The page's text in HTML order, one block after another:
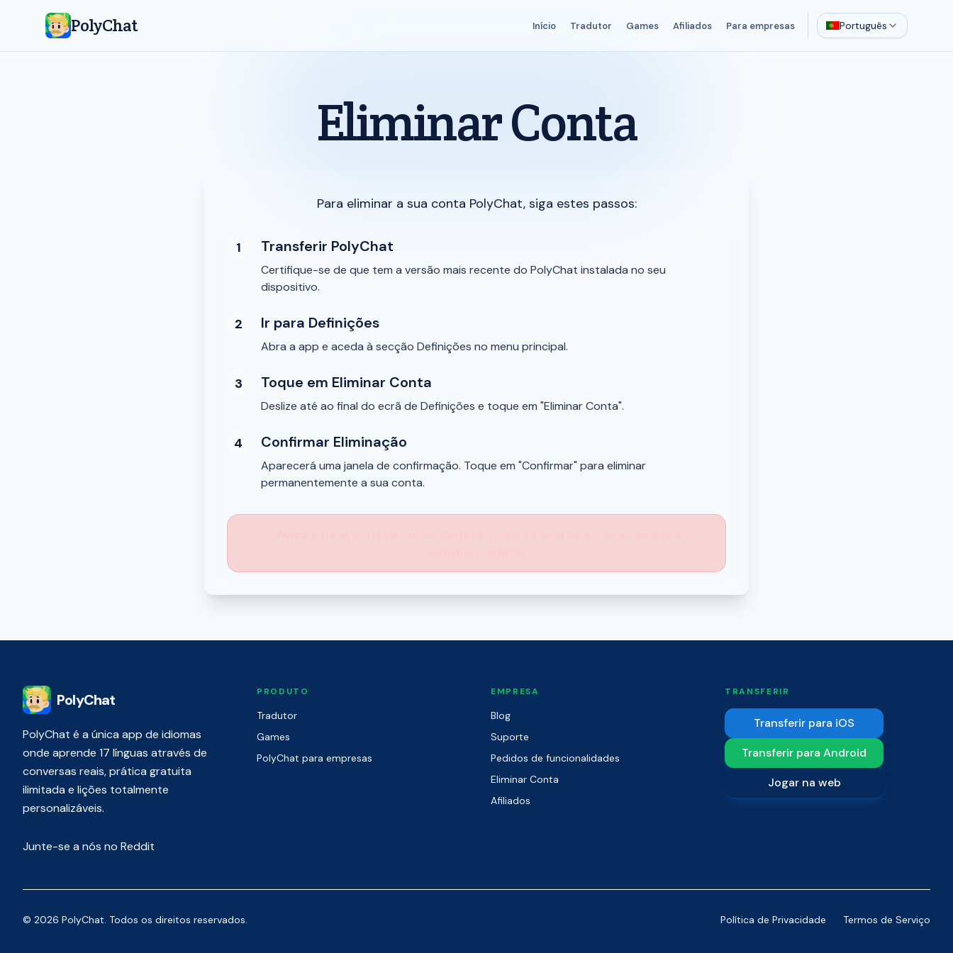
PolyChat Início Tradutor Games Afiliados Para empresas Português
Eliminar Conta
Para eliminar a sua conta PolyChat, siga estes passos:
1 Transferir PolyChat
Certifique-se de que tem a versão mais recente do PolyChat instalada no seu
dispositivo.
2 Ir para Definições
Abra a app e aceda à secção Definições no menu principal.
3 Toque em Eliminar Conta
Deslize até ao final do ecrã de Definições e toque em "Eliminar Conta".
4 Confirmar Eliminação
Aparecerá uma janela de confirmação. Toque em "Confirmar" para eliminar
permanentemente a sua conta.
PolyChat
PolyChat é a única app de idiomas
onde aprende 17 línguas através de
conversas reais, prática gratuita
ilimitada e lições totalmente
personalizáveis.
Junte-se a nós no Reddit
PRODUTO
Tradutor
Games
PolyChat para empresas
EMPRESA
Blog
Suporte
Pedidos de funcionalidades
Eliminar Conta
Afiliados
TRANSFERIR
Transferir para iOS
Transferir para Android
Jogar na web
© 2026 PolyChat. Todos os direitos reservados. Política de Privacidade Termos de Serviço